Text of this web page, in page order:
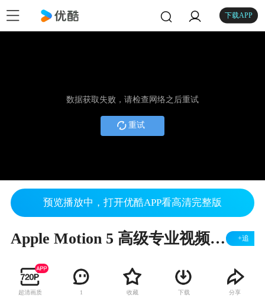
下载APP
数据获取失败，请检查网络之后重试
重试
预览播放中，打开优酷APP看高清完整版
Apple Motion 5 高级专业视频教程 lesson 001 +追
超清画质 1 收藏 下载 分享